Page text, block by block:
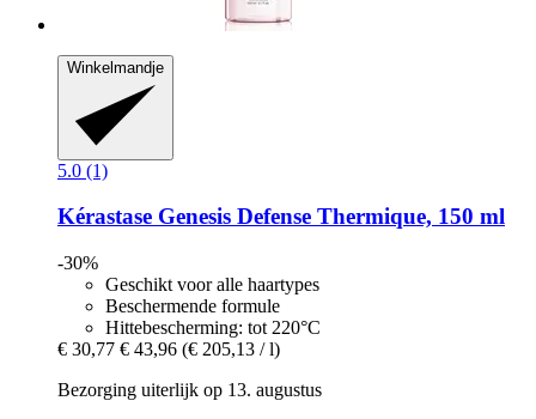
Winkelmandje
5.0 (1)
Kérastase Genesis Defense Thermique, 150 ml
-30%
Geschikt voor alle haartypes
Beschermende formule
Hittebescherming: tot 220°C
€ 30,77 € 43,96 (€ 205,13 / l)
Bezorging uiterlijk op 13. augustus